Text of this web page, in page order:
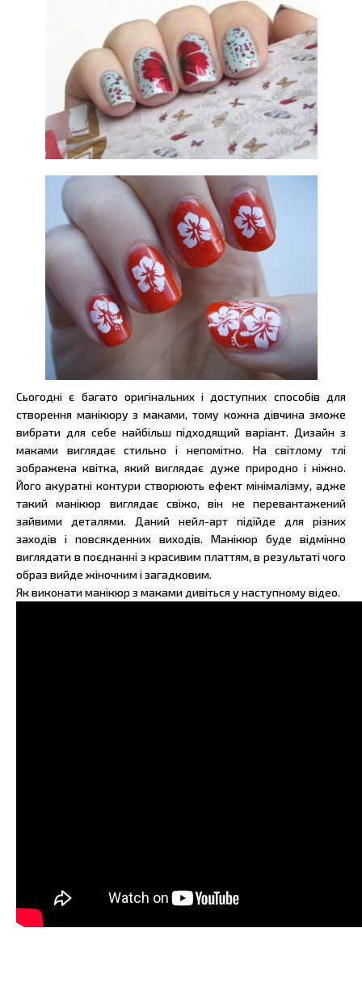
Сьогодні є багато оригінальних і доступних способів для
створення манікюру з маками, тому кожна дівчина зможе
вибрати для себе найбільш підходящий варіант. Дизайн з
маками виглядає стильно і непомітно. На світлому тлі
зображена квітка, який виглядає дуже природно і ніжно.
Його акуратні контури створюють ефект мінімалізму, адже
такий манікюр виглядає свіжо, він не перевантажений
зайвими деталями. Даний нейл-арт підійде для різних
заходів і повсякденних виходів. Манікюр буде відмінно
виглядати в поєднанні з красивим платтям, в результаті чого
образ вийде жіночним і загадковим.
Як виконати манікюр з маками дивіться у наступному відео.